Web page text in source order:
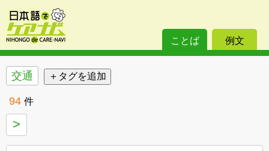
ことば 例文
交通
94 件
>